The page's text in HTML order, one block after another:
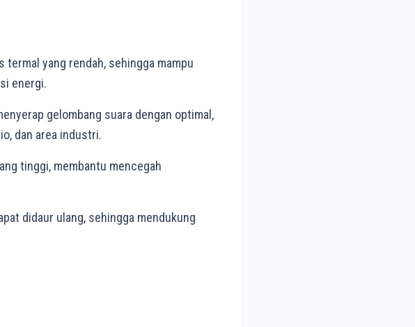
yang rendah, sehingga mampu
energi.
gelombang suara dengan optimal,
dan area industri.
tinggi, membantu mencegah
didaur ulang, sehingga mendukung